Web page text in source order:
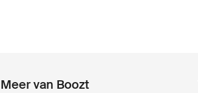
Meer van Boozt